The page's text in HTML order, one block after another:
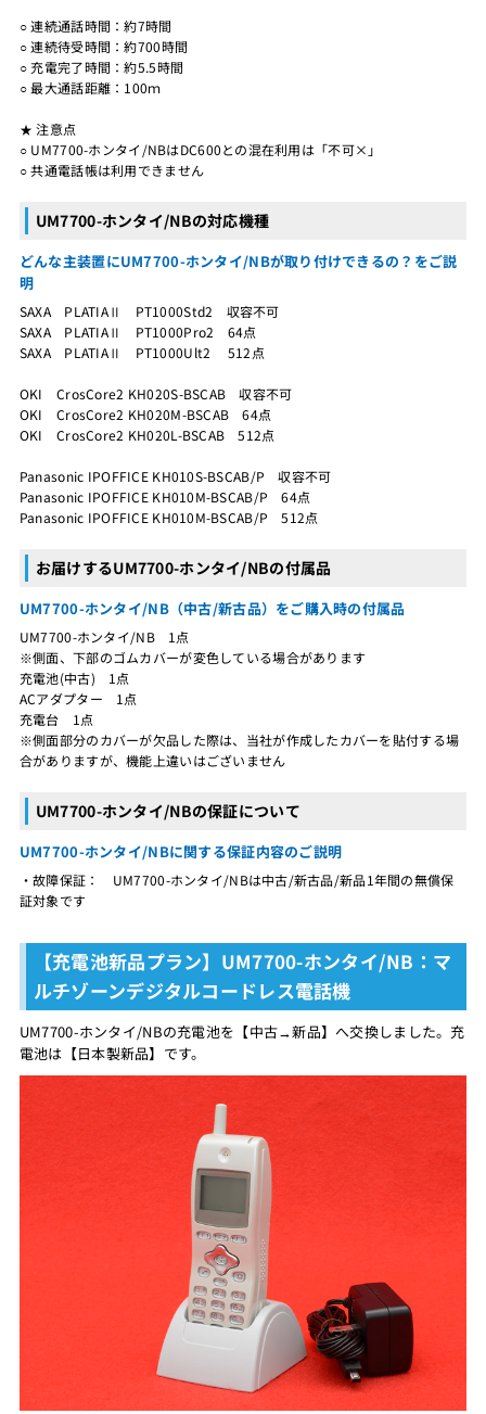
○ 連続通話時間：約7時間
○ 連続待受時間：約700時間
○ 充電完了時間：約5.5時間
○ 最大通話距離：100ｍ
★ 注意点
○ UM7700-ホンタイ/NBはDC600との混在利用は「不可×」
○ 共通電話帳は利用できません
UM7700-ホンタイ/NBの対応機種
どんな主装置にUM7700-ホンタイ/NBが取り付けできるの？をご説
明
SAXA PLATIAⅡ PT1000Std2 収容不可
SAXA PLATIAⅡ PT1000Pro2 64点
SAXA PLATIAⅡ PT1000Ult2 512点
OKI CrosCore2 KH020S-BSCAB 収容不可
OKI CrosCore2 KH020M-BSCAB 64点
OKI CrosCore2 KH020L-BSCAB 512点
Panasonic IPOFFICE KH010S-BSCAB/P 収容不可
Panasonic IPOFFICE KH010M-BSCAB/P 64点
Panasonic IPOFFICE KH010M-BSCAB/P 512点
お届けするUM7700-ホンタイ/NBの付属品
UM7700-ホンタイ/NB（中古/新古品）をご購入時の付属品
UM7700-ホンタイ/NB 1点
※側面、下部のゴムカバーが変色している場合があります
充電池(中古) 1点
ACアダプター 1点
充電台 1点
※側面部分のカバーが欠品した際は、当社が作成したカバーを貼付する場
合がありますが、機能上違いはございません
UM7700-ホンタイ/NBの保証について
UM7700-ホンタイ/NBに関する保証内容のご説明
・故障保証： UM7700-ホンタイ/NBは中古/新古品/新品1年間の無償保
証対象です
【充電池新品プラン】UM7700-ホンタイ/NB：マ
ルチゾーンデジタルコードレス電話機
UM7700-ホンタイ/NBの充電池を【中古→新品】へ交換しました。充
電池は【日本製新品】です。